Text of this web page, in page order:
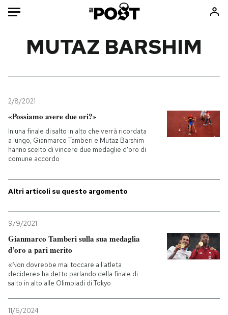
Mondo
Politica
Tecnologia
Internet
Scienza
Economia
Storie/Idee
Ok Boomer!
PODCAST
NEWSLETTER
MUTAZ BARSHIM
2/8/2021
«Possiamo avere due ori?»
In una finale di salto in alto che verrà ricordata
a lungo, Gianmarco Tamberi e Mutaz Barshim
hanno scelto di vincere due medaglie d'oro di
comune accordo
Altri articoli su questo argomento
9/9/2021
Gianmarco Tamberi sulla sua medaglia
d’oro a pari merito
«Non dovrebbe mai toccare all'atleta
decidere» ha detto parlando della finale di
salto in alto alle Olimpiadi di Tokyo
11/6/2024